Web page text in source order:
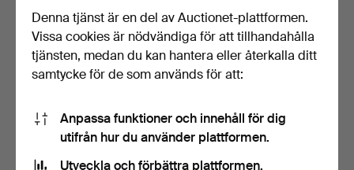
EN KODAKFOKUSERANDE
STRÅLKASTARE.
Klubbades 8 maj 2025
9 bud
LYKTSKIVOR, NIO
STYCKEN, HANDMÅLADE
EFTER …
Klubbades 19 apr 2025
8 bud
Denna tjänst är en del av Auctionet-plattformen.
Vissa cookies är nödvändiga för att tillhandahålla
tjänsten, medan du kan hantera eller återkalla ditt
samtycke för de som används för att:
Anpassa funktioner och innehåll för dig
utifrån hur du använder plattformen.
Utveckla och förbättra plattformen.